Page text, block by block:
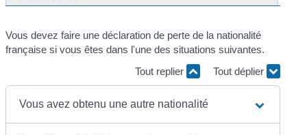
Vous devez faire une déclaration de perte de la nationalité
française si vous êtes dans l'une des situations suivantes.
Tout replier
Tout déplier
Vous avez obtenu une autre nationalité